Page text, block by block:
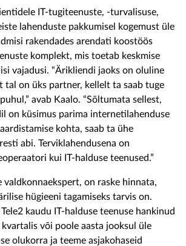
IT-tugiteenuste, -turvalisuse,
lahenduste pakkumisel kogemust üle
rakendades arendati koostöös
komplekt, mis toetab keskmise
vajadusi. “Ärikliendi jaoks on oluline
tal on üks partner, kellelt ta saab tuge
avab Kaalo. “Sõltumata sellest,
on küsimus parima internetilahenduse
kohta, saab ta ühe
abi. Terviklahendusena on
kui IT-halduse teenused.”
valdkonnaekspert, on raske hinnata,
hügieeni tagamiseks tarvis on.
kaudu IT-halduse teenuse hankinud
või poole aasta jooksul üle
olukorra ja teeme asjakohaseid